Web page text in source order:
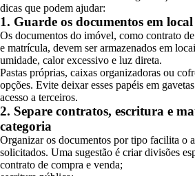
dicas que podem ajudar:
1. Guarde os documentos em local
Os documentos do imóvel, como contrato
e matrícula, devem ser armazenados em
umidade, calor excessivo e luz direta.
Pastas próprias, caixas organizadoras ou
opções. Evite deixar esses papéis em
acesso a terceiros.
2. Separe contratos, escritura e
categoria
Organizar os documentos por tipo facilita o
solicitados. Uma sugestão é criar divisões
contrato de compra e venda;